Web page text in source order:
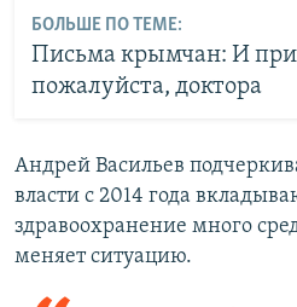
БОЛЬШЕ ПО ТЕМЕ:
Письма крымчан: И
пожалуйста, доктора
Андрей Васильев
власти с 2014 года
здравоохранение много
меняет ситуацию.